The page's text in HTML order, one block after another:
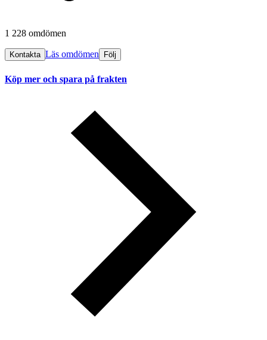
1 228 omdömen
Kontakta Läs omdömen Följ
Köp mer och spara på frakten